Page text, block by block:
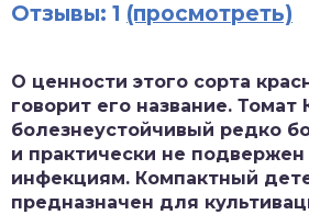
Отзывы: 1 (просмотреть)
О ценности этого сорта
говорит его название. Томат
болезнеустойчивый редко
и практически не
инфекциям. Компактный
предназначен для